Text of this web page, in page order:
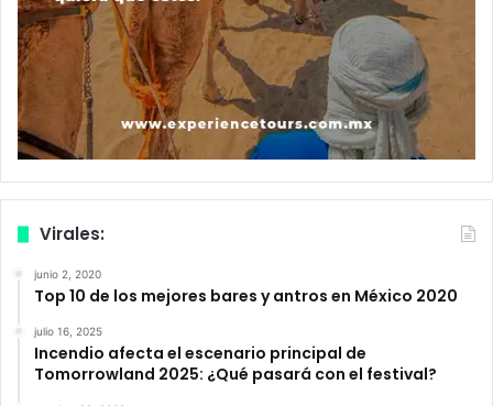
Virales:
junio 2, 2020
Top 10 de los mejores bares y antros en México 2020
julio 16, 2025
Incendio afecta el escenario principal de
Tomorrowland 2025: ¿Qué pasará con el festival?